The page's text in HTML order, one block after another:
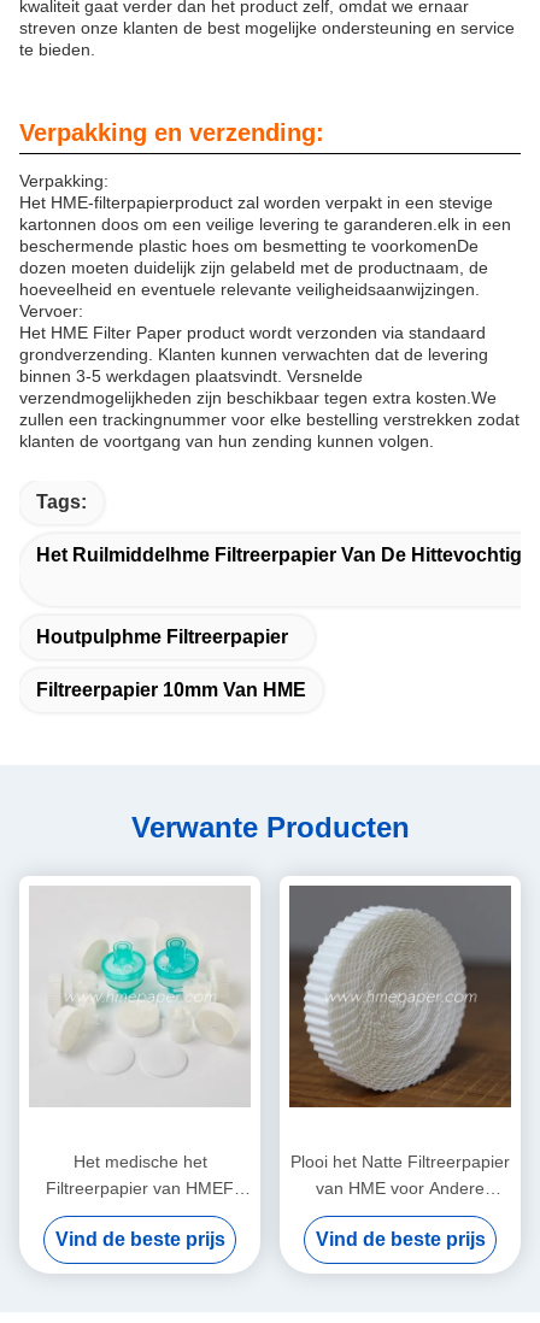
kwaliteit gaat verder dan het product zelf, omdat we ernaar
streven onze klanten de best mogelijke ondersteuning en service
te bieden.
Verpakking en verzending:
Verpakking:
Het HME-filterpapierproduct zal worden verpakt in een stevige
kartonnen doos om een veilige levering te garanderen.elk in een
beschermende plastic hoes om besmetting te voorkomenDe
dozen moeten duidelijk zijn gelabeld met de productnaam, de
hoeveelheid en eventuele relevante veiligheidsaanwijzingen.
Vervoer:
Het HME Filter Paper product wordt verzonden via standaard
grondverzending. Klanten kunnen verwachten dat de levering
binnen 3-5 werkdagen plaatsvindt. Versnelde
verzendmogelijkheden zijn beschikbaar tegen extra kosten.We
zullen een trackingnummer voor elke bestelling verstrekken zodat
klanten de voortgang van hun zending kunnen volgen.
Tags:
Het Ruilmiddelhme Filtreerpapier Van De
Houtpulphme Filtreerpapier
Filtreerpapier 10mm Van HME
Verwante Producten
Het medische het
Filtreerpapier van HMEF
HME GolfFiltreerpapier van
de Ademhalingskring Filter
Vind de beste prijs
Plooi het Natte Filtreerpapier
van HME voor Andere
Medische Comsumables
Vind de beste prijs